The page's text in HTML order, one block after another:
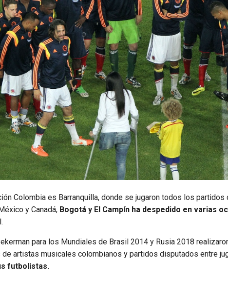
Colombia es Barranquilla, donde se jugaron todos los partidos
y Canadá, Bogotá y El Campín ha despedido en varias
para los Mundiales de Brasil 2014 y Rusia 2018
artistas musicales colombianos y partidos disputados entre
futbolistas.